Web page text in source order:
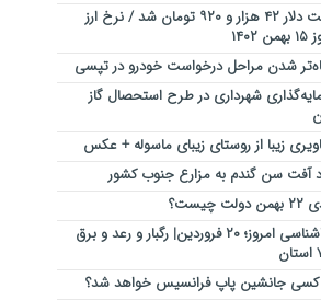
قیمت دلار ۴۲ هزار و ۹۲۰ تومان شد / نرخ ارز
۱۴۰۲
شدن مراحل درخواست خودرو در تپسی
شهرداری در طرح استحصال گاز
زیبا از روستای زیبای ماسوله + عکس
آفت سن گندم به مزارع جنوب کشور
چیست؟
هواشناسی امروز؛ ۲۰ فروردین| رگبار و رعد و برق
جانشین پاپ فرانسیس خواهد شد؟